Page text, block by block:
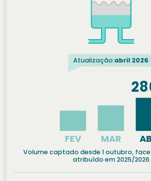
Atualização:abril 2026
Volume captado desde 1 outubro,
atribuído em 2025/2026